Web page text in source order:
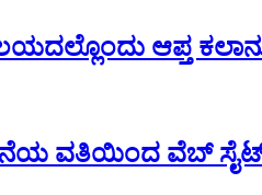
ಆಪ್ತ
ವತಿಯಿಂದ ವೆಬ್